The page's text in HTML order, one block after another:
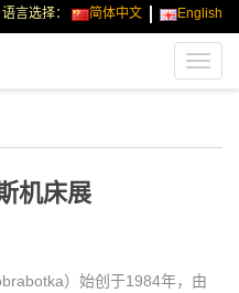
语言选择： 简体中文 English
机床展
）始创于1984年，由